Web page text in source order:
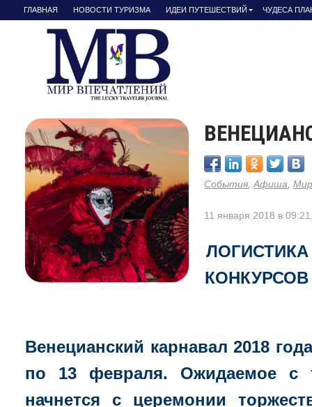
ГЛАВНАЯ НОВОСТИ ТУРИЗМА ИДЕИ ПУТЕШЕСТВИЙ ЧУДЕСА
События ,Афиша ,
11 января 2018 в
Венецианский карнавал 2018
по 13 февраля. Ожидаемое с
начнется с церемонии